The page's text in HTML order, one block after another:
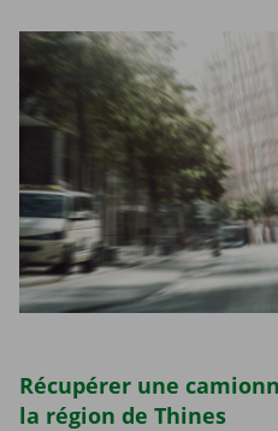
Récupérer une
la région de Thines